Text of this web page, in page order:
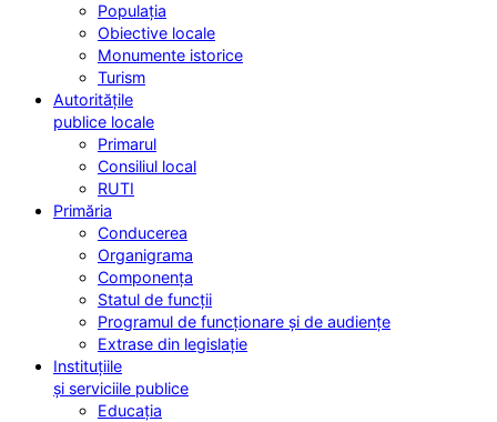
Populația
Obiective locale
Monumente istorice
Turism
Autoritățile
publice locale
Primarul
Consiliul local
RUTI
Primăria
Conducerea
Organigrama
Componența
Statul de funcții
Programul de funcționare și de audiențe
Extrase din legislație
Instituțiile
și serviciile publice
Educația